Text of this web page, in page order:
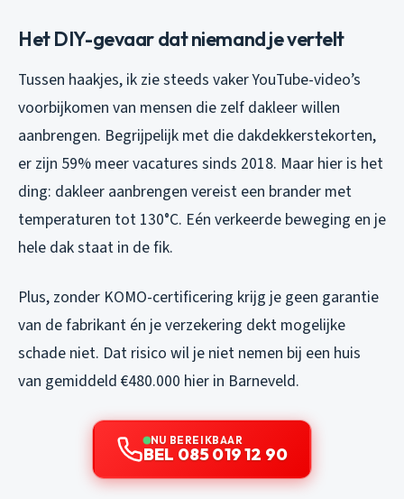
Het DIY-gevaar dat niemand je vertelt
Tussen haakjes, ik zie steeds vaker YouTube-video’s
voorbijkomen van mensen die zelf dakleer willen
aanbrengen. Begrijpelijk met die dakdekkerstekorten,
er zijn 59% meer vacatures sinds 2018. Maar hier is het
ding: dakleer aanbrengen vereist een brander met
temperaturen tot 130°C. Eén verkeerde beweging en je
hele dak staat in de fik.
Plus, zonder KOMO-certificering krijg je geen garantie
van de fabrikant én je verzekering dekt mogelijke
schade niet. Dat risico wil je niet nemen bij een huis
van gemiddeld €480.000 hier in Barneveld.
NU BEREIKBAAR
BEL 085 019 12 90